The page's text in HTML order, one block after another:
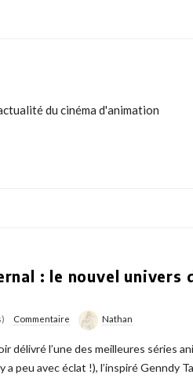
du cinéma d'animation
: le nouvel univers
Commentaire Nathan
délivré l’une des meilleures séries
a peu avec éclat !), l’inspiré Genndy